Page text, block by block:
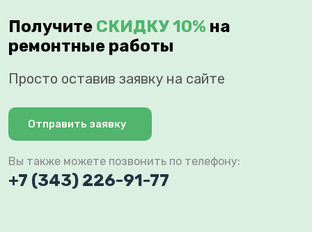
Получите СКИДКУ 10% на
ремонтные работы
Просто оставив заявку на сайте
Отправить заявку
Вы также можете позвонить по телефону:
+7 (343) 226-91-77